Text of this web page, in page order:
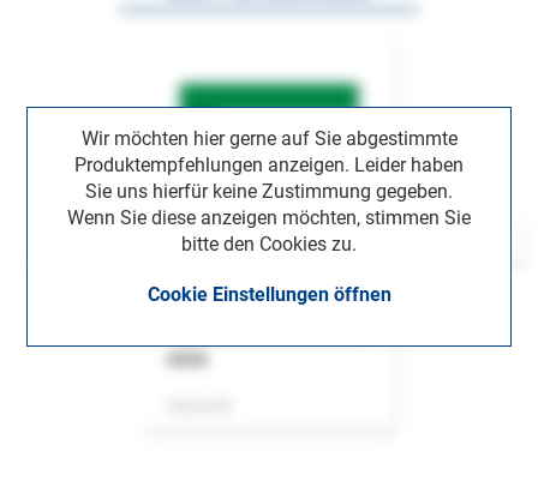
Wir möchten hier gerne auf Sie abgestimmte
Produktempfehlungen anzeigen. Leider haben
Sie uns hierfür keine Zustimmung gegeben.
Wenn Sie diese anzeigen möchten, stimmen Sie
bitte den Cookies zu.
Cookie Einstellungen öffnen